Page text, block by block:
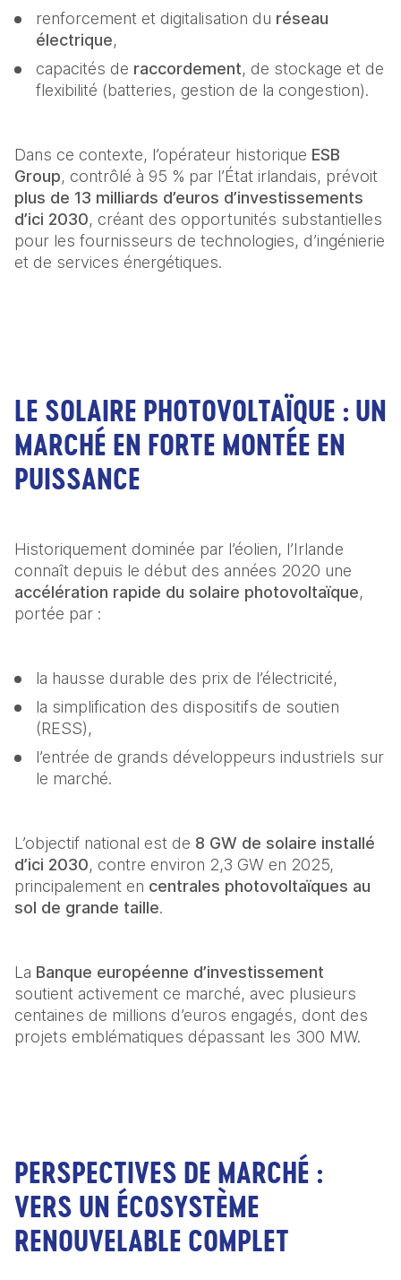
renforcement et digitalisation du réseau
électrique,
capacités de raccordement, de stockage et de
flexibilité (batteries, gestion de la congestion).
Dans ce contexte, l’opérateur historique ESB
Group
plus de 13 milliards d’euros d’investissements
d’ici 2030, créant des opportunités substantielles
pour les fournisseurs de technologies, d’ingénierie
et de services énergétiques.
LE SOLAIRE PHOTOVOLTAÏQUE : UN
MARCHÉ EN FORTE MONTÉE EN
PUISSANCE
Historiquement dominée par l’éolien, l’Irlande
accélération rapide du solaire photovoltaïque,
portée par :
la hausse durable des prix de l’électricité,
la simplification des dispositifs de soutien
(RESS),
l’entrée de grands développeurs industriels sur
le marché.
L’objectif national est de 8 GW de solaire installé
d’ici 2030, contre environ 2,3 GW en 2025,
principalement en centrales photovoltaïques au
sol de grande taille.
La Banque européenne d’investissement
soutient activement ce marché, avec plusieurs
centaines de millions d’euros engagés, dont des
projets emblématiques dépassant les 300 MW.
PERSPECTIVES DE MARCHÉ :
VERS UN ÉCOSYSTÈME
RENOUVELABLE COMPLET